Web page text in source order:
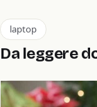
laptop
Da leggere